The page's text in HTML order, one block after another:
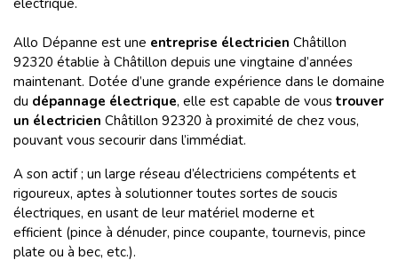
électrique.
Allo Dépanne est une entreprise électricien Châtillon
92320 établie à Châtillon depuis une vingtaine d’années
maintenant. Dotée d’une grande expérience dans le domaine
du dépannage électrique, elle est capable de vous trouver
un électricien Châtillon 92320 à proximité de chez vous,
pouvant vous secourir dans l’immédiat.
A son actif ; un large réseau d’électriciens compétents et
rigoureux, aptes à solutionner toutes sortes de soucis
électriques, en usant de leur matériel moderne et
efficient (pince à dénuder, pince coupante, tournevis, pince
plate ou à bec, etc.).